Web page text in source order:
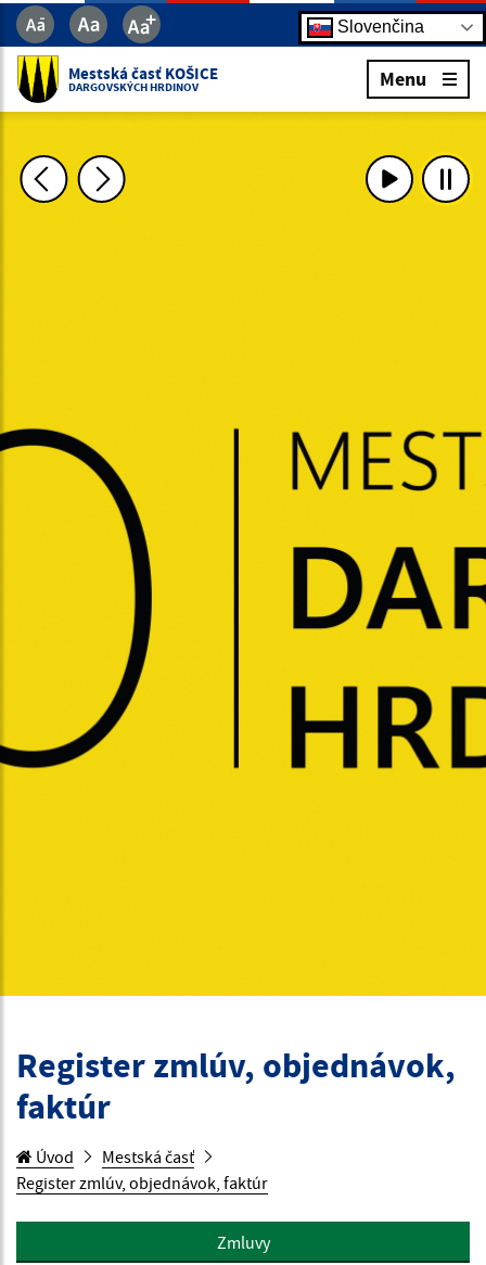
Slovenčina
Mestská časť KOŠICE
DARGOVSKÝCH HRDINOV Menu
Register zmlúv, objednávok,
faktúr
Úvod
Mestská časť
Register zmlúv, objednávok, faktúr
Zmluvy